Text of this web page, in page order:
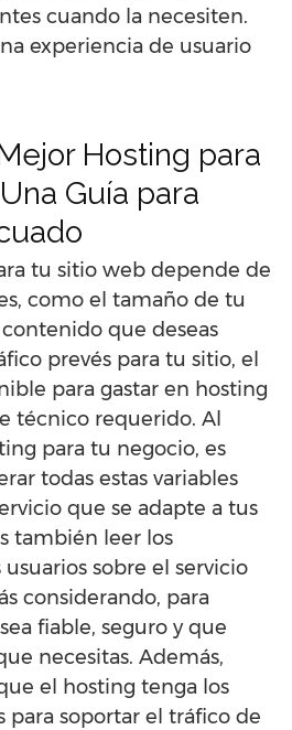
cuando la necesiten.
experiencia de usuario
Hosting para
Guía para
tu sitio web depende de
como el tamaño de tu
que deseas
prevés para tu sitio, el
para gastar en hosting
técnico requerido. Al
para tu negocio, es
todas estas variables
que se adapte a tus
también leer los
sobre el servicio
considerando, para
fiable, seguro y que
necesitas. Además,
el hosting tenga los
para soportar el tráfico de